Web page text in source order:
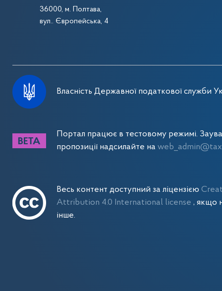
36000, м. Полтава,
вул.. Європейська, 4
Власність Державної податкової служби
Портал працює в тестовому режимі.
пропозиції надсилайте на
Весь контент доступний за ліцензією
Attribution 4.0 International license, якщо
інше.